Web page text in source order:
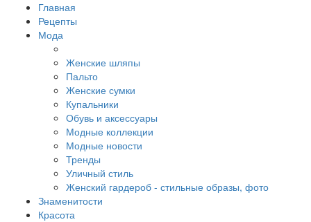
Главная
Рецепты
Мода
Женские шляпы
Пальто
Женские сумки
Купальники
Обувь и аксессуары
Модные коллекции
Модные новости
Тренды
Уличный стиль
Женский гардероб - стильные образы, фото
Знаменитости
Красота